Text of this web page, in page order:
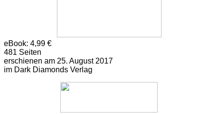
eBook: 4,99 €
481 Seiten
erschienen am 25. August 2017
im Dark Diamonds Verlag